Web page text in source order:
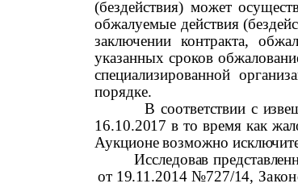
(бездействия) может
обжалуемые действия
заключении контракта,
указанных сроков
специализированной
порядке.
В соответствии с
16.10.2017 в то время как
Аукционе возможно
Исследовав
от 19.11.2014 №727/14,